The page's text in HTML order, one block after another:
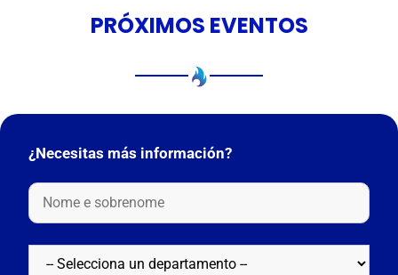
PRÓXIMOS EVENTOS
¿Necesitas más información?